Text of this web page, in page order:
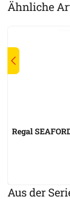
Ähnliche
Regal
Aus der